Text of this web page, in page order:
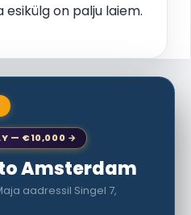
on palju laiem.
— €10,000 →
Amsterdam
aadressil Singel 7,